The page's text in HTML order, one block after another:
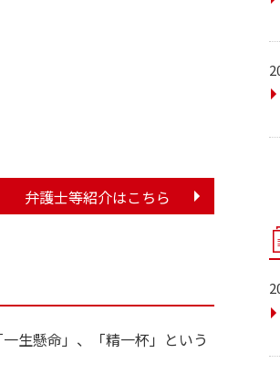
弁護士等紹介はこちら
生懸命」、「精一杯」という